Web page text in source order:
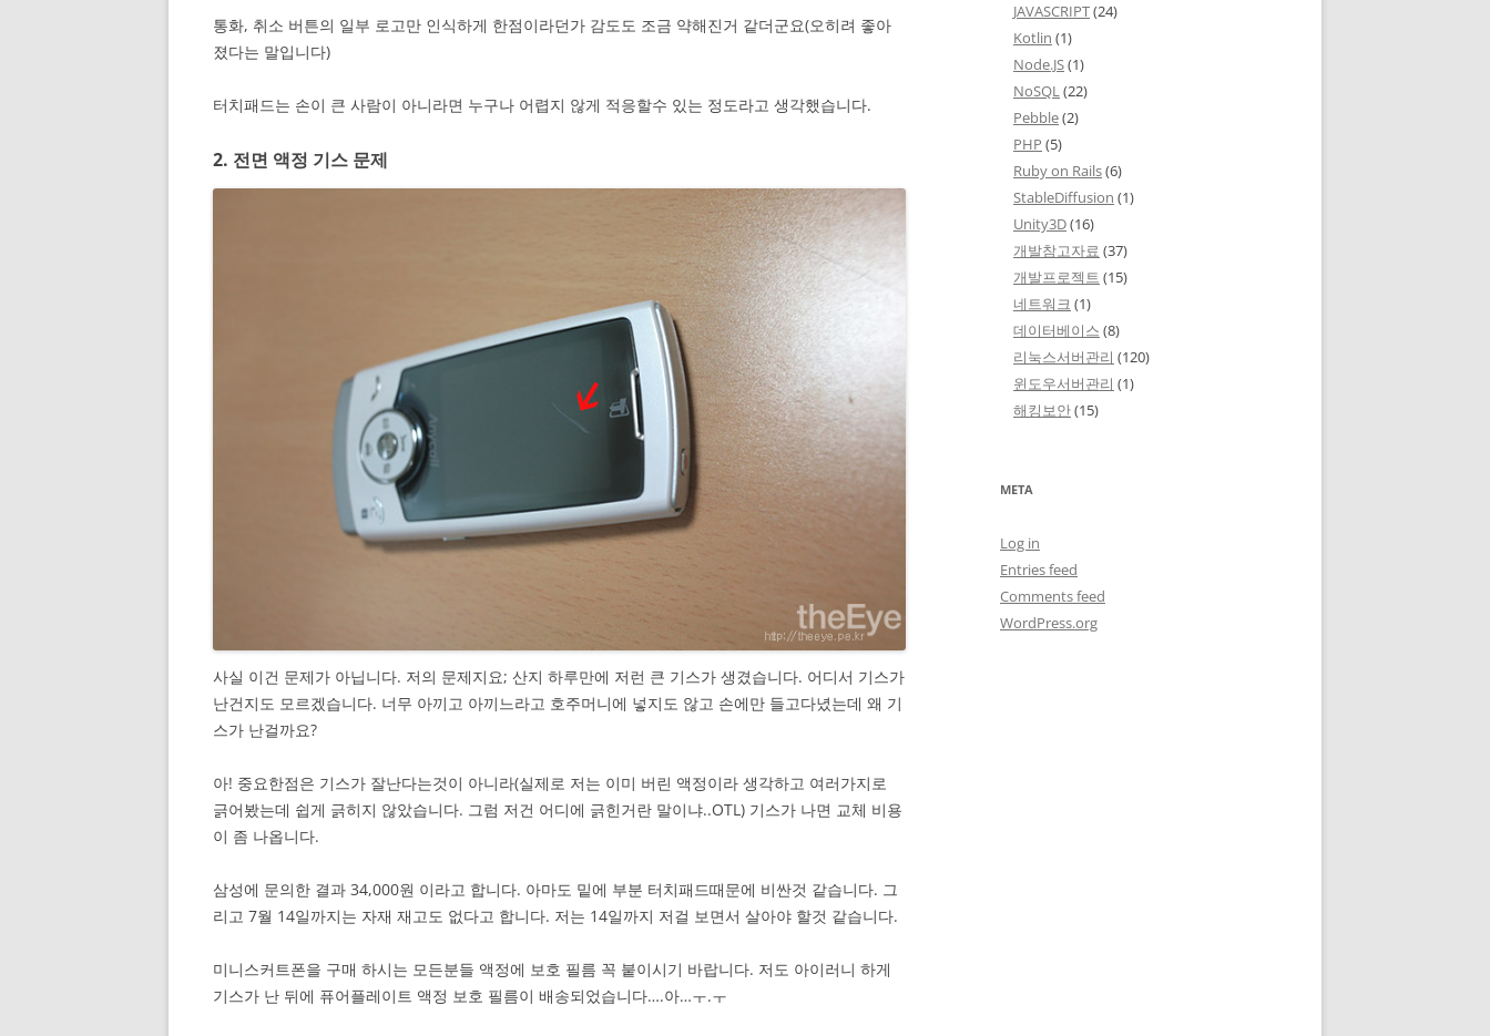
통화, 취소 버튼의 일부 로고만 인식하게 한점이라던가 감도도 조금 약해진거 같더군요(오히려 좋아
졌다는 말입니다)
터치패드는 손이 큰 사람이 아니라면 누구나 어렵지 않게 적응할수 있는 정도라고 생각했습니다.
2. 전면 액정 기스 문제
사실 이건 문제가 아닙니다. 저의 문제지요; 산지 하루만에 저런 큰 기스가 생겼습니다. 어디서 기스가
난건지도 모르겠습니다. 너무 아끼고 아끼느라고 호주머니에 넣지도 않고 손에만 들고다녔는데 왜 기
스가 난걸까요?
아! 중요한점은 기스가 잘난다는것이 아니라(실제로 저는 이미 버린 액정이라 생각하고 여러가지로
긁어봤는데 쉽게 긁히지 않았습니다. 그럼 저건 어디에 긁힌거란 말이냐..OTL) 기스가 나면 교체 비용
이 좀 나옵니다.
삼성에 문의한 결과 34,000원 이라고 합니다. 아마도 밑에 부분 터치패드때문에 비싼것 같습니다. 그
리고 7월 14일까지는 자재 재고도 없다고 합니다. 저는 14일까지 저걸 보면서 살아야 할것 같습니다.
미니스커트폰을 구매 하시는 모든분들 액정에 보호 필름 꼭 붙이시기 바랍니다. 저도 아이러니 하게
기스가 난 뒤에 퓨어플레이트 액정 보호 필름이 배송되었습니다….아…ㅜ.ㅜ
JAVASCRIPT(24)
Kotlin (1)
Node.JS(1)
NoSQL(22)
Pebble(2)
PHP (5)
Ruby on Rails(6)
StableDiffusion (1)
Unity3D(16)
개발참고자료 (37)
개발프로젝트 (15)
네트워크 (1)
데이터베이스 (8)
리눅스서버관리 (120)
윈도우서버관리 (1)
해킹보안(15)
META
Log in
Entries feed
Comments feed
WordPress.org